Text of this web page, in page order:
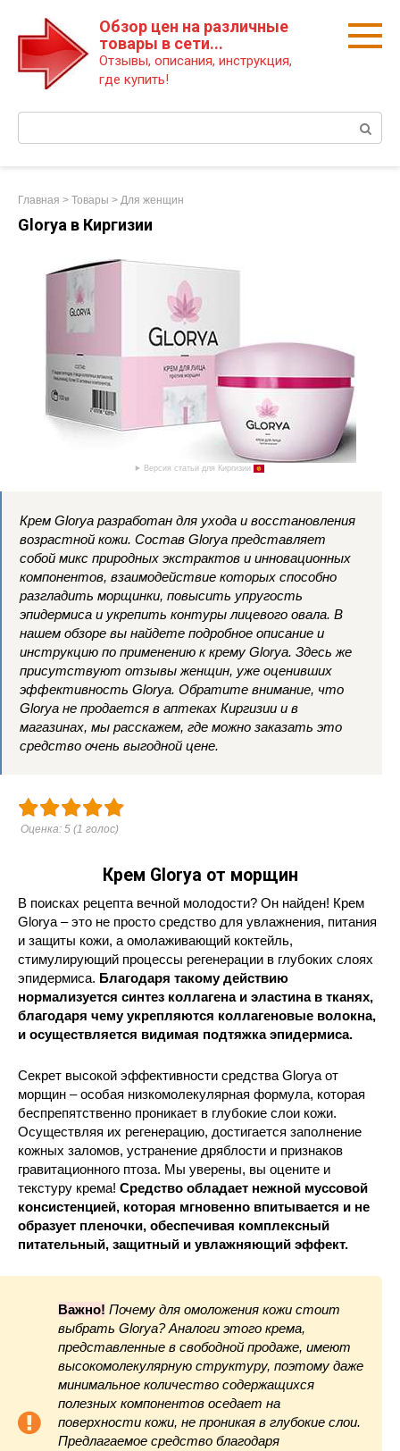
Обзор цен на различные
товары в сети...
Отзывы, описания, инструкция,
где купить!
Главная > Товары > Для женщин
Glorya в Киргизии
Версия статьи для Киргизии
Крем Glorya разработан для ухода и восстановления
возрастной кожи. Состав Glorya представляет
собой микс природных экстрактов и инновационных
компонентов, взаимодействие которых способно
разгладить морщинки, повысить упругость
эпидермиса и укрепить контуры лицевого овала. В
нашем обзоре вы найдете подробное описание и
инструкцию по применению к крему Glorya. Здесь же
присутствуют отзывы женщин, уже оценивших
эффективность Glorya. Обратите внимание, что
Glorya не продается в аптеках Киргизии и в
магазинах, мы расскажем, где можно заказать это
средство очень выгодной цене.
Оценка: 5 (1 голос)
Крем Glorya от морщин
В поисках рецепта вечной молодости? Он найден! Крем
Glorya – это не просто средство для увлажнения, питания
и защиты кожи, а омолаживающий коктейль,
стимулирующий процессы регенерации в глубоких слоях
эпидермиса. Благодаря такому действию
нормализуется синтез коллагена и эластина в тканях,
благодаря чему укрепляются коллагеновые волокна,
и осуществляется видимая подтяжка эпидермиса.
Секрет высокой эффективности средства Glorya от
морщин – особая низкомолекулярная формула, которая
беспрепятственно проникает в глубокие слои кожи.
Осуществляя их регенерацию, достигается заполнение
кожных заломов, устранение дряблости и признаков
гравитационного птоза. Мы уверены, вы оцените и
текстуру крема! Средство обладает нежной муссовой
консистенцией, которая мгновенно впитывается и не
образует пленочки, обеспечивая комплексный
питательный, защитный и увлажняющий эффект.
Важно! Почему для омоложения кожи стоит
выбрать Glorya? Аналоги этого крема,
представленные в свободной продаже, имеют
высокомолекулярную структуру, поэтому даже
минимальное количество содержащихся
полезных компонентов оседает на
поверхности кожи, не проникая в глубокие слои.
Предлагаемое средство благодаря